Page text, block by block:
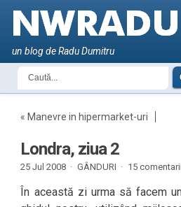
un blog de Radu Dumitru
« Manevre in hipermarket-uri
Londra, ziua 2
25 Jul 2008 · GÂNDURI · 15 comentarii
În această zi urma să facem